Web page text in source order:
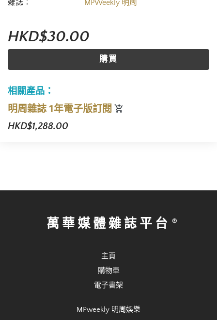
雜誌：
MPWeekly 明周
HKD$30.00
購買
相關產品：
明周雜誌 1年電子版訂閱
HKD$1,288.00
萬華媒體雜誌平台
主頁
購物車
電子書架
MPweekly 明周娛樂